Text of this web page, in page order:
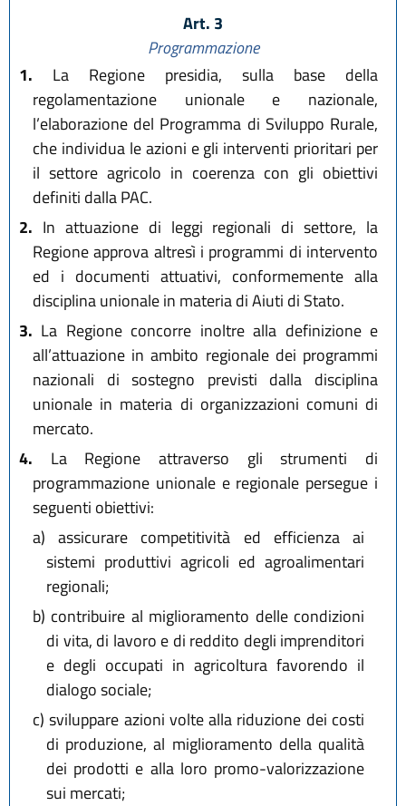
Art. 3
Programmazione
1. La Regione presidia, sulla base della
regolamentazione unionale e nazionale,
l’elaborazione del Programma di Sviluppo Rurale,
che individua le azioni e gli interventi prioritari per
il settore agricolo in coerenza con gli obiettivi
definiti dalla PAC.
2. In attuazione di leggi regionali di settore, la
Regione approva altresì i programmi di intervento
ed i documenti attuativi, conformemente alla
disciplina unionale in materia di Aiuti di Stato.
3. La Regione concorre inoltre alla definizione e
all’attuazione in ambito regionale dei programmi
nazionali di sostegno previsti dalla disciplina
unionale in materia di organizzazioni comuni di
mercato.
4. La Regione attraverso gli strumenti di
programmazione unionale e regionale persegue i
seguenti obiettivi:
a) assicurare competitività ed efficienza ai
sistemi produttivi agricoli ed agroalimentari
regionali;
b) contribuire al miglioramento delle condizioni
di vita, di lavoro e di reddito degli imprenditori
e degli occupati in agricoltura favorendo il
dialogo sociale;
c) sviluppare azioni volte alla riduzione dei costi
di produzione, al miglioramento della qualità
dei prodotti e alla loro promo-valorizzazione
sui mercati;